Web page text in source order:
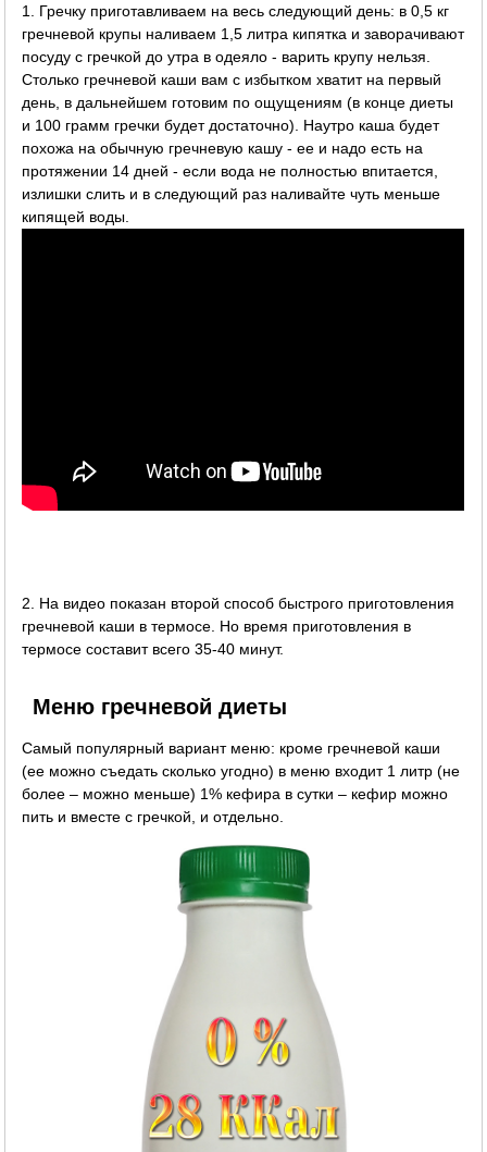
1. Гречку приготавливаем на весь следующий день: в 0,5 кг
гречневой крупы наливаем 1,5 литра кипятка и заворачивают
посуду с гречкой до утра в одеяло - варить крупу нельзя.
Столько гречневой каши вам с избытком хватит на первый
день, в дальнейшем готовим по ощущениям (в конце диеты
и 100 грамм гречки будет достаточно). Наутро каша будет
похожа на обычную гречневую кашу - ее и надо есть на
протяжении 14 дней - если вода не полностью впитается,
излишки слить и в следующий раз наливайте чуть меньше
кипящей воды.
2. На видео показан второй способ быстрого приготовления
гречневой каши в термосе. Но время приготовления в
термосе составит всего 35-40 минут.
Меню гречневой диеты
Самый популярный вариант меню: кроме гречневой каши
(ее можно съедать сколько угодно) в меню входит 1 литр (не
более – можно меньше) 1% кефира в сутки – кефир можно
пить и вместе с гречкой, и отдельно.